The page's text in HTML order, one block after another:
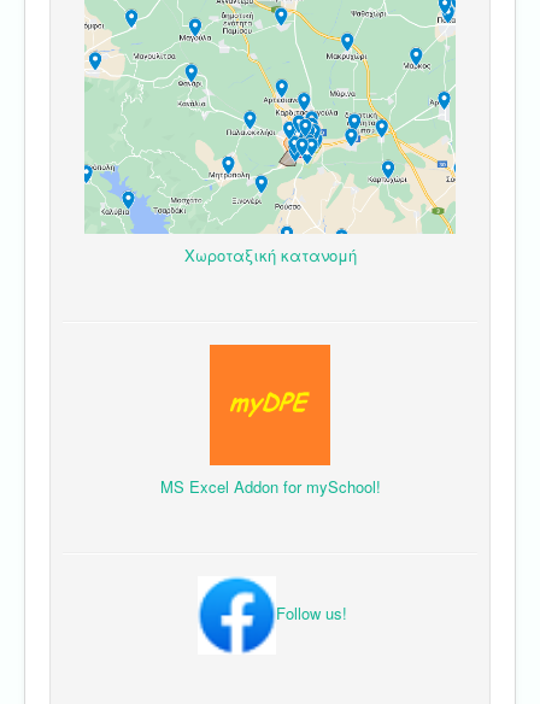
Χωροταξική κατανομή
MS Excel Addon for mySchool!
Follow us!